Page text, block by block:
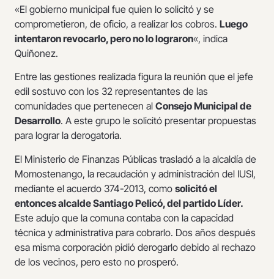
«El gobierno municipal fue quien lo solicitó y se
comprometieron, de oficio, a realizar los cobros. Luego
intentaron revocarlo, pero no lo lograron«, indica
Quiñonez.
Entre las gestiones realizada figura la reunión que el jefe
edil sostuvo con los 32 representantes de las
comunidades que pertenecen al Consejo Municipal de
Desarrollo. A este grupo le solicitó presentar propuestas
para lograr la derogatoria.
El Ministerio de Finanzas Públicas trasladó a la alcaldía de
Momostenango, la recaudación y administración del IUSI,
mediante el acuerdo 374-2013, como solicitó el
entonces alcalde Santiago Pelicó, del partido Líder.
Este adujo que la comuna contaba con la capacidad
técnica y administrativa para cobrarlo. Dos años después
esa misma corporación pidió derogarlo debido al rechazo
de los vecinos, pero esto no prosperó.